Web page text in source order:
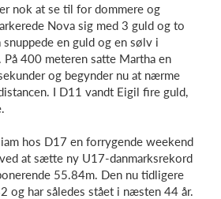
nok at se til for dommere og
Nova sig med 3 guld og to
snuppede en guld og en sølv i
På 400 meteren satte Martha en
og begynder nu at nærme
I D11 vandt Eigil fire guld,
hos D17 en forrygende weekend
at sætte ny U17-danmarksrekord
55.84m. Den nu tidligere
og har således stået i næsten 44 år.